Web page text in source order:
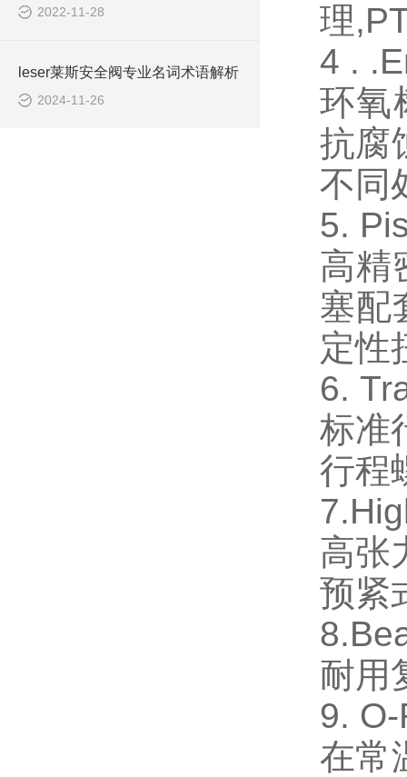
2022-11-28
leser莱斯安全阀专业名词术语解析
2024-11-26
理
4 .
环氧
抗腐
不同
5.
高精
塞配
定性
6.
标准
行程
高张
预紧
耐用
9.
在常